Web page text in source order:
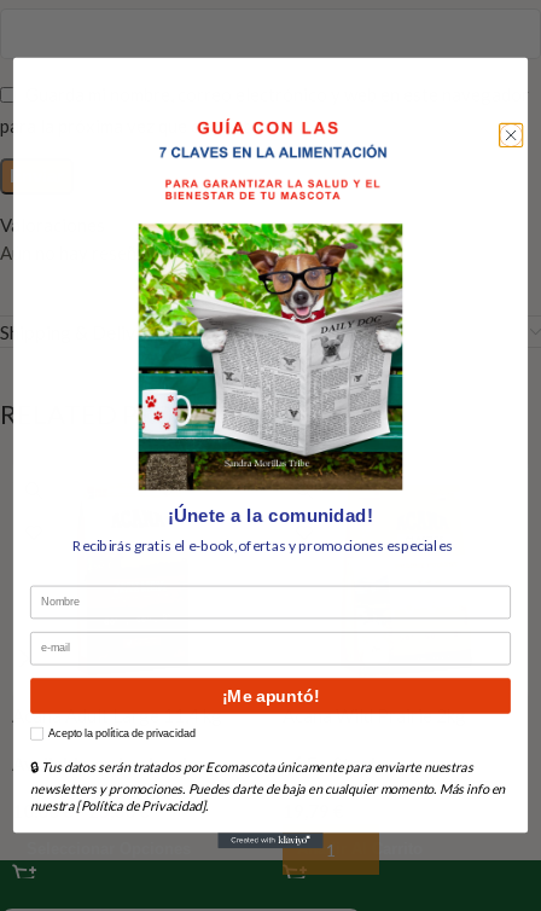
Valoraciones
Aún no hay reseñas
para la próxima vez que comente.
Shipping & Delivery
RELATED PRODUCTS
Acana Adult Large 11,4 kg
Available on backorder
10,00€-25,00€
Acana Wild Prairie 2kg
En Stock
Añadir Al Carrito
¡Únete a la comunidad!
Recibirás gratis el e-book,ofertas y promociones especiales
Nombre
Email
¡Me apuntó!
How would you like to hear from us?
Acepto la política de privacidad
🔒 Tus datos serán tratados por Ecomascota únicamente para enviarte nuestras
newsletters y promociones. Puedes darte de baja en cualquier momento. Más info en
nuestra [Política de Privacidad].